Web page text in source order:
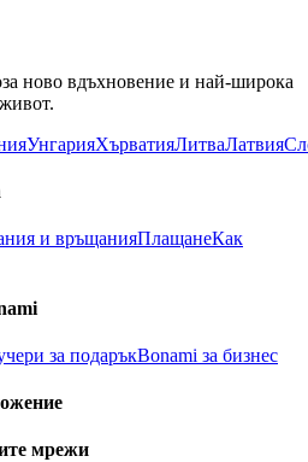
ново вдъхновение и най-широка
УнгарияХърватияЛитваЛатвия
и връщанияПлащанеКак
за подаръкBonami за бизнес
мрежи